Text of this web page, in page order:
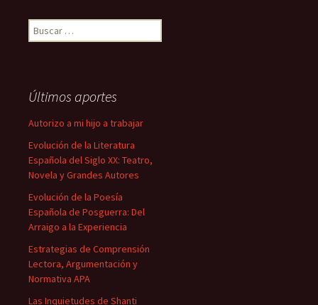
Buscar:
Últimos aportes
Autorizo a mi hijo a trabajar
Evolución de la Literatura
Española del Siglo XX: Teatro,
Novela y Grandes Autores
Evolución de la Poesía
Española de Posguerra: Del
Arraigo a la Experiencia
Estrategias de Comprensión
Lectora, Argumentación y
Normativa APA
Las Inquietudes de Shanti